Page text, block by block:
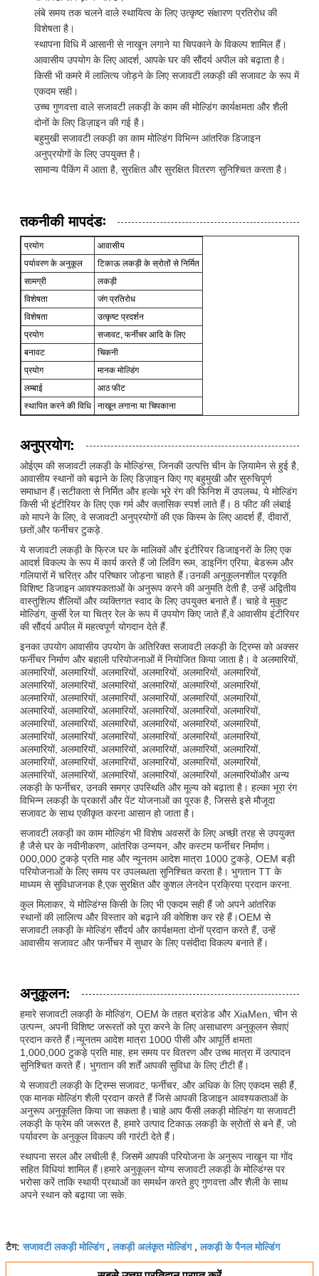
लंबे समय तक चलने वाले स्थायित्व के लिए उत्कृष्ट संक्षारण प्रतिरोध की
विशेषता है।
स्थापना विधि में आसानी से नाखून लगाने या चिपकाने के विकल्प शामिल हैं।
आवासीय उपयोग के लिए आदर्श, आपके घर की सौंदर्य अपील को बढ़ाता है।
किसी भी कमरे में लालित्य जोड़ने के लिए सजावटी लकड़ी की सजावट के रूप में
एकदम सही।
उच्च गुणवत्ता वाले सजावटी लकड़ी के काम की मोल्डिंग कार्यक्षमता और शैली
दोनों के लिए डिज़ाइन की गई है।
बहुमुखी सजावटी लकड़ी का काम मोल्डिंग विभिन्न आंतरिक डिजाइन
अनुप्रयोगों के लिए उपयुक्त है।
सामान्य पैकिंग में आता है, सुरक्षित और सुरक्षित वितरण सुनिश्चित करता है।
तकनीकी मापदंडः
प्रयोग
आवासीय
पर्यावरण के अनुकूल
टिकाऊ लकड़ी के स्रोतों से निर्मित
सामग्री
लकड़ी
विशेषता
जंग प्रतिरोध
विशेषता
उत्कृष्ट प्रदर्शन
प्रयोग
सजावट, फर्नीचर आदि के लिए
बनावट
चिकनी
प्रयोग
मानक मोल्डिंग
लम्बाई
आठ फीट
स्थापित करने की विधि
नाखून लगाना या चिपकाना
अनुप्रयोग:
ओईएम की सजावटी लकड़ी के मोल्डिंग्स, जिनकी उत्पत्ति चीन के ज़ियामेन से हुई है,
आवासीय स्थानों को बढ़ाने के लिए डिज़ाइन किए गए बहुमुखी और सुरुचिपूर्ण
समाधान हैं।सटीकता से निर्मित और हल्के भूरे रंग की फिनिश में उपलब्ध, ये मोल्डिंग
किसी भी इंटीरियर के लिए एक गर्म और क्लासिक स्पर्श लाते हैं। 8 फीट की लंबाई
को मापने के लिए, वे सजावटी अनुप्रयोगों की एक किस्म के लिए आदर्श हैं, दीवारों,
छतों,और फर्नीचर टुकड़े.
ये सजावटी लकड़ी के फ्रिज घर के मालिकों और इंटीरियर डिजाइनरों के लिए एक
आदर्श विकल्प के रूप में कार्य करते हैं जो लिविंग रूम, डाइनिंग एरिया, बेडरूम और
गलियारों में चरित्र और परिष्कार जोड़ना चाहते हैं।उनकी अनुकूलनशील प्रकृति
विशिष्ट डिजाइन आवश्यकताओं के अनुरूप करने की अनुमति देती है, उन्हें अद्वितीय
वास्तुशिल्प शैलियों और व्यक्तिगत स्वाद के लिए उपयुक्त बनाते हैं। चाहे वे मुकुट
मोल्डिंग, कुर्सी रेल या चित्र रेल के रूप में उपयोग किए जाते हैं,वे आवासीय इंटीरियर
की सौंदर्य अपील में महत्वपूर्ण योगदान देते हैं.
इनका उपयोग आवासीय उपयोग के अतिरिक्त सजावटी लकड़ी के ट्रिम्स को अक्सर
फर्नीचर निर्माण और बहाली परियोजनाओं में नियोजित किया जाता है। वे अलमारियों,
अलमारियों, अलमारियों, अलमारियों, अलमारियों, अलमारियों, अलमारियों,
अलमारियों, अलमारियों, अलमारियों, अलमारियों, अलमारियों, अलमारियों,
अलमारियों, अलमारियों, अलमारियों, अलमारियों, अलमारियों, अलमारियों,
अलमारियों, अलमारियों, अलमारियों, अलमारियों, अलमारियों, अलमारियों,
अलमारियों, अलमारियों, अलमारियों, अलमारियों, अलमारियों, अलमारियों,
अलमारियों, अलमारियों, अलमारियों, अलमारियों, अलमारियों, अलमारियों,
अलमारियों, अलमारियों, अलमारियों, अलमारियों, अलमारियों, अलमारियों,
अलमारियों, अलमारियों, अलमारियों, अलमारियों, अलमारियों, अलमारियों,
अलमारियों, अलमारियों, अलमारियों, अलमारियों, अलमारियों, अलमारियोंऔर अन्य
लकड़ी के फर्नीचर, उनकी समग्र उपस्थिति और मूल्य को बढ़ाता है। हल्का भूरा रंग
विभिन्न लकड़ी के प्रकारों और पेंट योजनाओं का पूरक है, जिससे इसे मौजूदा
सजावट के साथ एकीकृत करना आसान हो जाता है।
सजावटी लकड़ी का काम मोल्डिंग भी विशेष अवसरों के लिए अच्छी तरह से उपयुक्त
है जैसे घर के नवीनीकरण, आंतरिक उन्नयन, और कस्टम फर्नीचर निर्माण।
000,000 टुकड़े प्रति माह और न्यूनतम आदेश मात्रा 1000 टुकड़े, OEM बड़ी
परियोजनाओं के लिए समय पर उपलब्धता सुनिश्चित करता है। भुगतान TT के
माध्यम से सुविधाजनक है,एक सुरक्षित और कुशल लेनदेन प्रक्रिया प्रदान करना.
कुल मिलाकर, ये मोल्डिंग्स किसी के लिए भी एकदम सही हैं जो अपने आंतरिक
स्थानों की लालित्य और विस्तार को बढ़ाने की कोशिश कर रहे हैं।OEM से
सजावटी लकड़ी के मोल्डिंग सौंदर्य और कार्यक्षमता दोनों प्रदान करते हैं, उन्हें
आवासीय सजावट और फर्नीचर में सुधार के लिए पसंदीदा विकल्प बनाते हैं।
अनुकूलन:
हमारे सजावटी लकड़ी के मोल्डिंग, OEM के तहत ब्रांडेड और XiaMen, चीन से
उत्पन्न, अपनी विशिष्ट जरूरतों को पूरा करने के लिए असाधारण अनुकूलन सेवाएं
प्रदान करते हैं।न्यूनतम आदेश मात्रा 1000 पीसी और आपूर्ति क्षमता
1,000,000 टुकड़े प्रति माह, हम समय पर वितरण और उच्च मात्रा में उत्पादन
सुनिश्चित करते हैं। भुगतान की शर्तें आपकी सुविधा के लिए टीटी हैं।
ये सजावटी लकड़ी के ट्रिम्स सजावट, फर्नीचर, और अधिक के लिए एकदम सही हैं,
एक मानक मोल्डिंग शैली प्रदान करते हैं जिसे आपकी डिजाइन आवश्यकताओं के
अनुरूप अनुकूलित किया जा सकता है।चाहे आप फैंसी लकड़ी मोल्डिंग या सजावटी
लकड़ी के फ्रेम की जरूरत है, हमारे उत्पाद टिकाऊ लकड़ी के स्रोतों से बने हैं, जो
पर्यावरण के अनुकूल विकल्प की गारंटी देते हैं।
स्थापना सरल और लचीली है, जिसमें आपकी परियोजना के अनुरूप नाखून या गोंद
सहित विधियां शामिल हैं।हमारे अनुकूलन योग्य सजावटी लकड़ी के मोल्डिंग्स पर
भरोसा करें ताकि स्थायी प्रथाओं का समर्थन करते हुए गुणवत्ता और शैली के साथ
अपने स्थान को बढ़ाया जा सके.
टैग:सजावटी लकड़ी मोल्डिंग,लकड़ी अलंकृत मोल्डिंग,लकड़ी के पैनल मोल्डिंग